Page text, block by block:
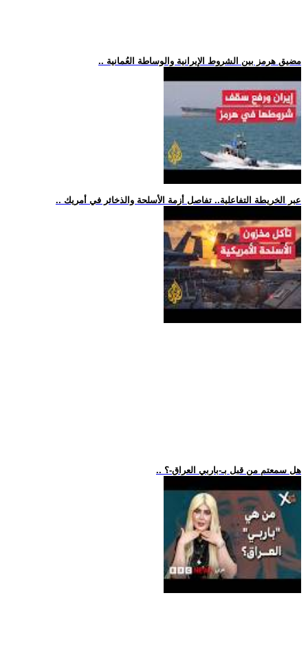
.. مضيق هرمز بين الشروط الإيرانية والوساطة العُمانية
.. عبر الخريطة التفاعلية.. تفاصل أزمة الأسلحة والذخائر في أمريك
.. هل سمعتم من قبل بـ-باربي العراق-؟